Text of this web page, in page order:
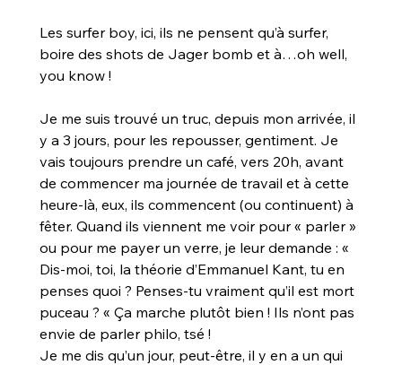
Les surfer boy, ici, ils ne pensent qu’à surfer,
boire des shots de Jager bomb et à…oh well,
you know !
Je me suis trouvé un truc, depuis mon arrivée, il
y a 3 jours, pour les repousser, gentiment. Je
vais toujours prendre un café, vers 20h, avant
de commencer ma journée de travail et à cette
heure-là, eux, ils commencent (ou continuent) à
fêter. Quand ils viennent me voir pour « parler »
ou pour me payer un verre, je leur demande : «
Dis-moi, toi, la théorie d’Emmanuel Kant, tu en
penses quoi ? Penses-tu vraiment qu’il est mort
puceau ? « Ça marche plutôt bien ! Ils n’ont pas
envie de parler philo, tsé !
Je me dis qu’un jour, peut-être, il y en a un qui